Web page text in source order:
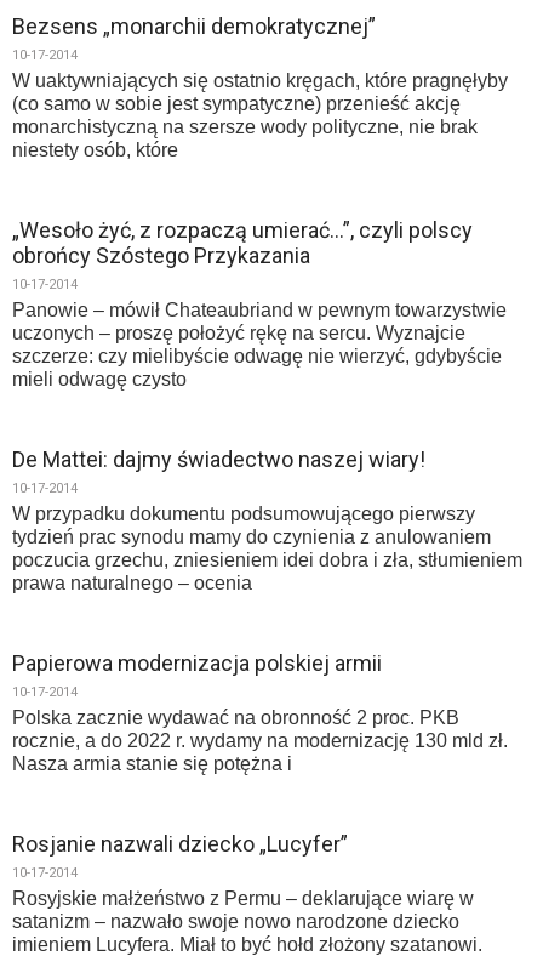
Bezsens „monarchii demokratycznej”
10-17-2014
W uaktywniających się ostatnio kręgach, które pragnęłyby
(co samo w sobie jest sympatyczne) przenieść akcję
monarchistyczną na szersze wody polityczne, nie brak
niestety osób, które
„Wesoło żyć, z rozpaczą umierać…”, czyli polscy
obrońcy Szóstego Przykazania
10-17-2014
Panowie – mówił Chateaubriand w pewnym towarzystwie
uczonych – proszę położyć rękę na sercu. Wyznajcie
szczerze: czy mielibyście odwagę nie wierzyć, gdybyście
mieli odwagę czysto
De Mattei: dajmy świadectwo naszej wiary!
10-17-2014
W przypadku dokumentu podsumowującego pierwszy
tydzień prac synodu mamy do czynienia z anulowaniem
poczucia grzechu, zniesieniem idei dobra i zła, stłumieniem
prawa naturalnego – ocenia
Papierowa modernizacja polskiej armii
10-17-2014
Polska zacznie wydawać na obronność 2 proc. PKB
rocznie, a do 2022 r. wydamy na modernizację 130 mld zł.
Nasza armia stanie się potężna i
Rosjanie nazwali dziecko „Lucyfer”
10-17-2014
Rosyjskie małżeństwo z Permu – deklarujące wiarę w
satanizm – nazwało swoje nowo narodzone dziecko
imieniem Lucyfera. Miał to być hołd złożony szatanowi.